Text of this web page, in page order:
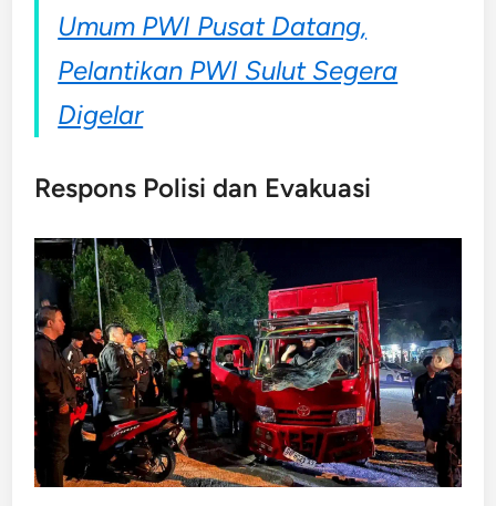
Umum PWI Pusat Datang,
Pelantikan PWI Sulut Segera
Digelar
Respons Polisi dan Evakuasi